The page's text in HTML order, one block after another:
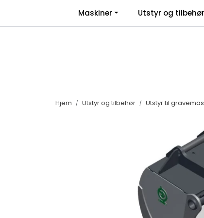
Facebook | Salgsbetingelser |
Maskiner Utstyr og tilbehør
Hjem Utstyr og tilbehør Utstyr til